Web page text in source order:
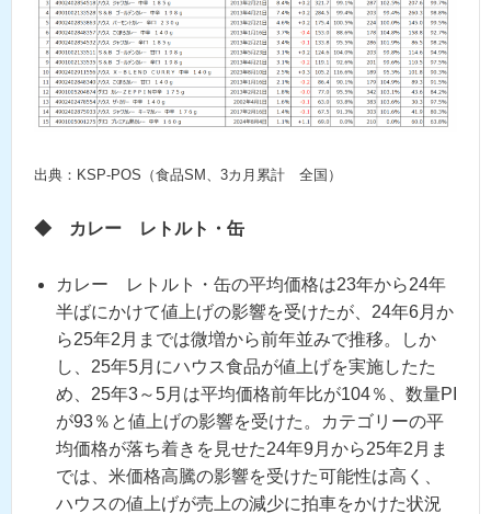
出典：KSP-POS（食品SM、3カ月累計 全国）
◆ カレー レトルト・缶
カレー レトルト・缶の平均価格は23年から24年
半ばにかけて値上げの影響を受けたが、24年6月か
ら25年2月までは微増から前年並みで推移。しか
し、25年5月にハウス食品が値上げを実施したた
め、25年3～5月は平均価格前年比が104％、数量PI
が93％と値上げの影響を受けた。カテゴリーの平
均価格が落ち着きを見せた24年9月から25年2月ま
では、米価格高騰の影響を受けた可能性は高く、
ハウスの値上げが売上の減少に拍車をかけた状況